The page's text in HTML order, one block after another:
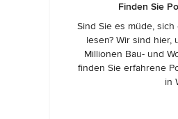
Finden Sie
Sind Sie es müde,
lesen? Wir sind hier,
Millionen Bau- und
finden Sie erfahrene
in